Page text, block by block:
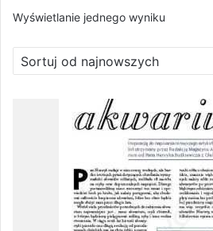
Wyświetlanie jednego wyniku